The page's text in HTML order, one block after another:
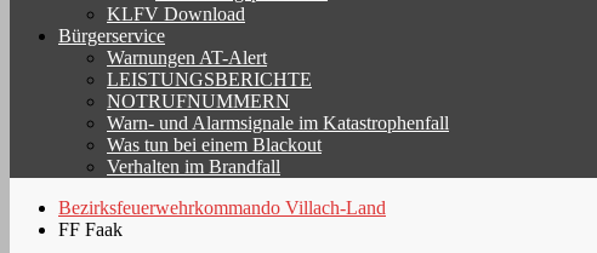
KLFV Download
Bürgerservice
Warnungen AT-Alert
LEISTUNGSBERICHTE
NOTRUFNUMMERN
Warn- und Alarmsignale im Katastrophenfall
Was tun bei einem Blackout
Verhalten im Brandfall
Bezirksfeuerwehrkommando Villach-Land
FF Faak